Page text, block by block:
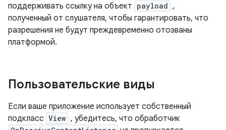
поддерживать ссылку на объект payload ,
полученный от слушателя, чтобы гарантировать, что
разрешения не будут преждевременно отозваны
платформой.
Пользовательские виды
Если ваше приложение использует собственный
подкласс View , убедитесь, что обработчик